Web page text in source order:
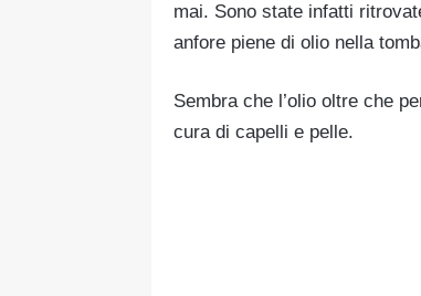
mai. Sono state infatti
anfore piene di olio nella
Sembra che l’olio oltre che
cura di capelli e pelle.